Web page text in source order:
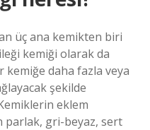
üç ana kemikten biri
kemiği olarak da
kemiğe daha fazla veya
şekilde
eklem
parlak, gri-beyaz, sert